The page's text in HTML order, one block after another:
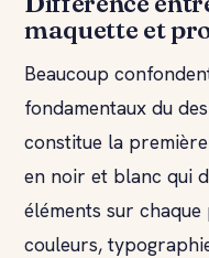
maquette et
Beaucoup
fondamentaux du
constitue la
en noir et blanc qui
éléments sur chaque
couleurs,